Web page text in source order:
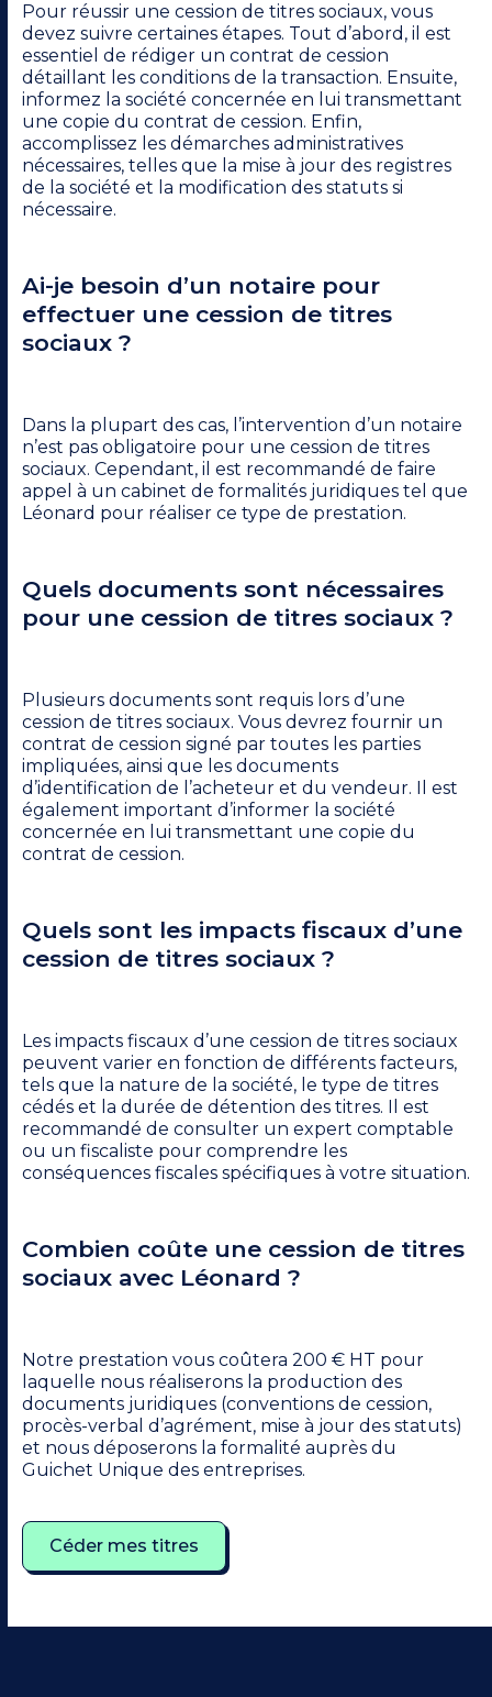
Pour réussir une cession de titres sociaux, vous
devez suivre certaines étapes. Tout d’abord, il est
essentiel de rédiger un contrat de cession
détaillant les conditions de la transaction. Ensuite,
informez la société concernée en lui transmettant
une copie du contrat de cession. Enfin,
accomplissez les démarches administratives
nécessaires, telles que la mise à jour des registres
de la société et la modification des statuts si
nécessaire.
Ai-je besoin d’un notaire pour
effectuer une cession de titres
sociaux ?
Dans la plupart des cas, l’intervention d’un notaire
n’est pas obligatoire pour une cession de titres
sociaux. Cependant, il est recommandé de faire
appel à un cabinet de formalités juridiques tel que
Léonard pour réaliser ce type de prestation.
Quels documents sont nécessaires
pour une cession de titres sociaux ?
Plusieurs documents sont requis lors d’une
cession de titres sociaux. Vous devrez fournir un
contrat de cession signé par toutes les parties
impliquées, ainsi que les documents
d’identification de l’acheteur et du vendeur. Il est
également important d’informer la société
concernée en lui transmettant une copie du
contrat de cession.
Quels sont les impacts fiscaux d’une
cession de titres sociaux ?
Les impacts fiscaux d’une cession de titres sociaux
peuvent varier en fonction de différents facteurs,
tels que la nature de la société, le type de titres
cédés et la durée de détention des titres. Il est
recommandé de consulter un expert comptable
ou un fiscaliste pour comprendre les
conséquences fiscales spécifiques à votre situation.
Combien coûte une cession de titres
sociaux avec Léonard ?
Notre prestation vous coûtera 200 € HT pour
laquelle nous réaliserons la production des
documents juridiques (conventions de cession,
procès-verbal d’agrément, mise à jour des statuts)
et nous déposerons la formalité auprès du
Guichet Unique des entreprises.
Céder mes titres